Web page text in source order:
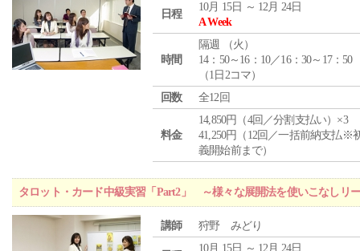
日程
10月 15日 ～ 12月 24日
A Week
時間
隔週 （火 ）
14：50～16：10／16：30～17：50
（1日2コマ）
回数
全12回
料金
14,850円（4回／分割支払い）×3
41,250円（12回／一括前納支払※
義開始前まで）
タロット・カード中級実習「Part2」 ～様々な展開法を使いこなしリ
講師 狩野 みどり
10月 15日 ～ 12月 24日